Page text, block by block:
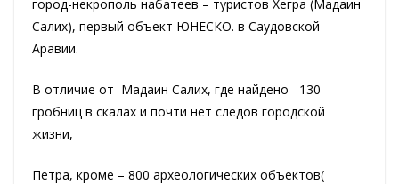
город-некрополь набатеев – туристов Хегра (Мадаин
Салих), первый объект ЮНЕСКО. в Саудовской
Аравии.
В отличие от Мадаин Салих, где найдено 130
гробниц в скалах и почти нет следов городской
жизни,
Петра, кроме – 800 археологических объектов(